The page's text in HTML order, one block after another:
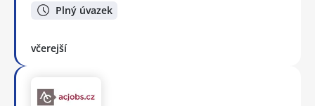
Plný úvazek
včerejší